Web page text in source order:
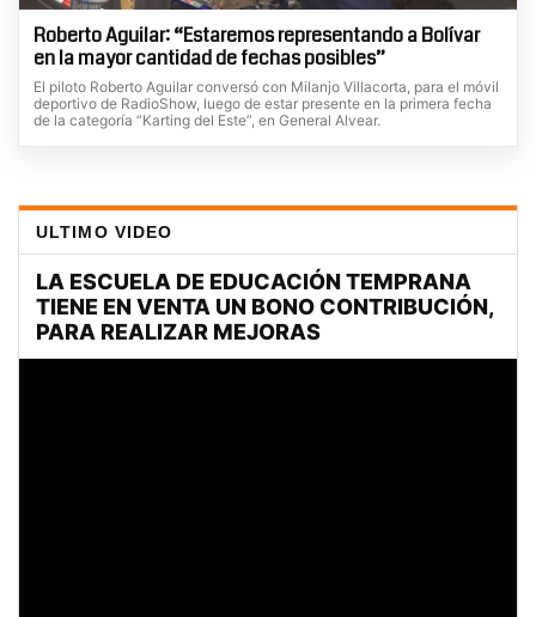
Roberto Aguilar: “Estaremos representando a Bolívar
en la mayor cantidad de fechas posibles”
El piloto Roberto Aguilar conversó con Milanjo Villacorta, para el móvil
deportivo de RadioShow, luego de estar presente en la primera fecha
de la categoría “Karting del Este”, en General Alvear.
ULTIMO VIDEO